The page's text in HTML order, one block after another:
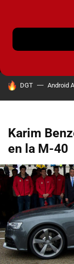
MENÚ
HOY SE HABLA DE
DGT Android
Karim
en la M-40